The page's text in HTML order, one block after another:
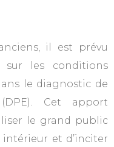
il est prévu
sur les conditions
le diagnostic de
Cet apport
le grand public
intérieur et d’inciter